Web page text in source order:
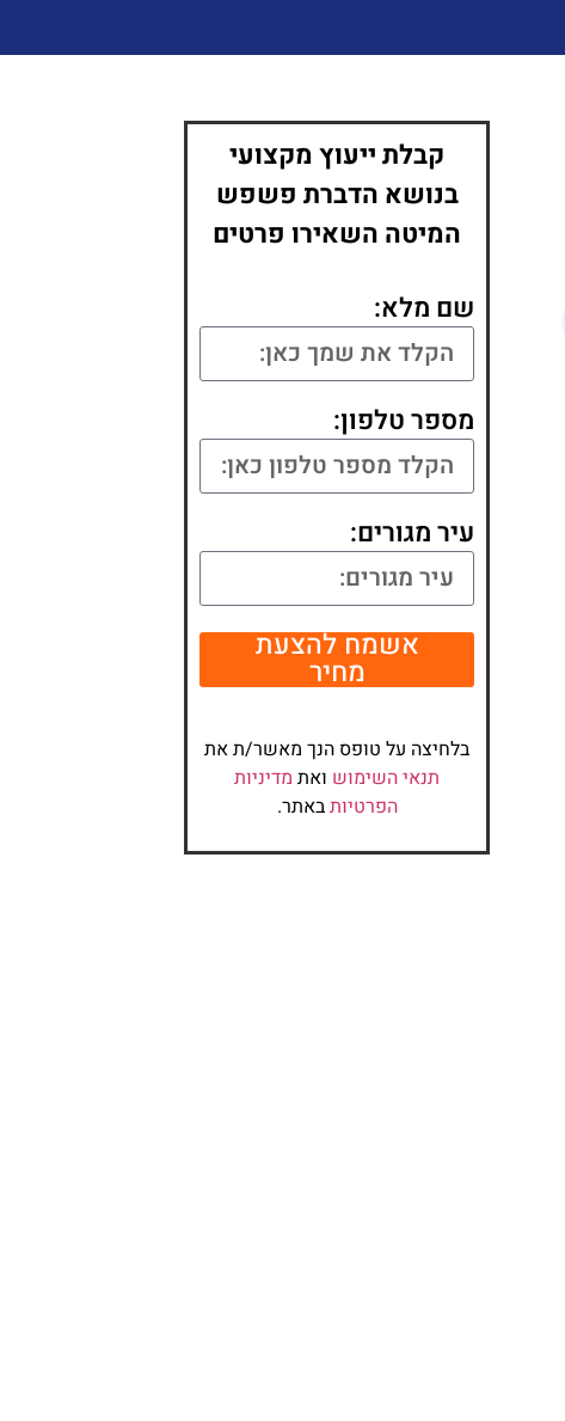
קבלת ייעוץ מקצועי
בנושא הדברת פשפש
המיטה השאירו פרטים
שם מלא:
מספר טלפון:
עיר מגורים:
אשמח להצעת
מחיר
בלחיצה על טופס הנך מאשר/ת את
תנאי השימוש ואת מדיניות
הפרטיותבאתר.